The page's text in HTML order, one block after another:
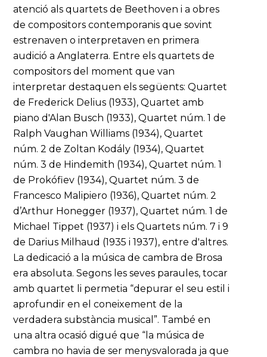
atenció als quartets de Beethoven i a obres
de compositors contemporanis que sovint
estrenaven o interpretaven en primera
audició a Anglaterra. Entre els quartets de
compositors del moment que van
interpretar destaquen els següents: Quartet
de Frederick Delius (1933), Quartet amb
piano d'Alan Busch (1933), Quartet núm. 1 de
Ralph Vaughan Williams (1934), Quartet
núm. 2 de Zoltan Kodály (1934), Quartet
núm. 3 de Hindemith (1934), Quartet núm. 1
de Prokófiev (1934), Quartet núm. 3 de
Francesco Malipiero (1936), Quartet núm. 2
d’Arthur Honegger (1937), Quartet núm. 1 de
Michael Tippet (1937) i els Quartets núm. 7 i 9
de Darius Milhaud (1935 i 1937), entre d'altres.
La dedicació a la música de cambra de Brosa
era absoluta. Segons les seves paraules, tocar
amb quartet li permetia “depurar el seu estil i
aprofundir en el coneixement de la
verdadera substància musical”. També en
una altra ocasió digué que “la música de
cambra no havia de ser menysvalorada ja que